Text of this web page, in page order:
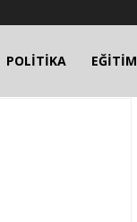
POLİTİKA EĞİTİM